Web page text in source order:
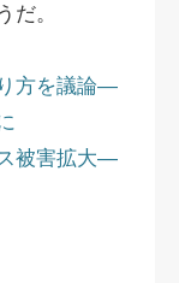
だ。
方を議論―
被害拡大―